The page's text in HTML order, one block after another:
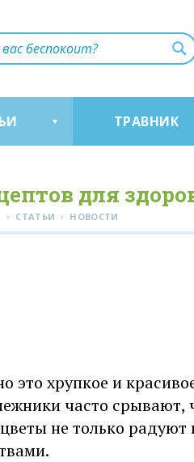
ТРАВНИК
для
› СТАТЬИ › НОВОСТИ
это хрупкое и
часто срывают,
не только